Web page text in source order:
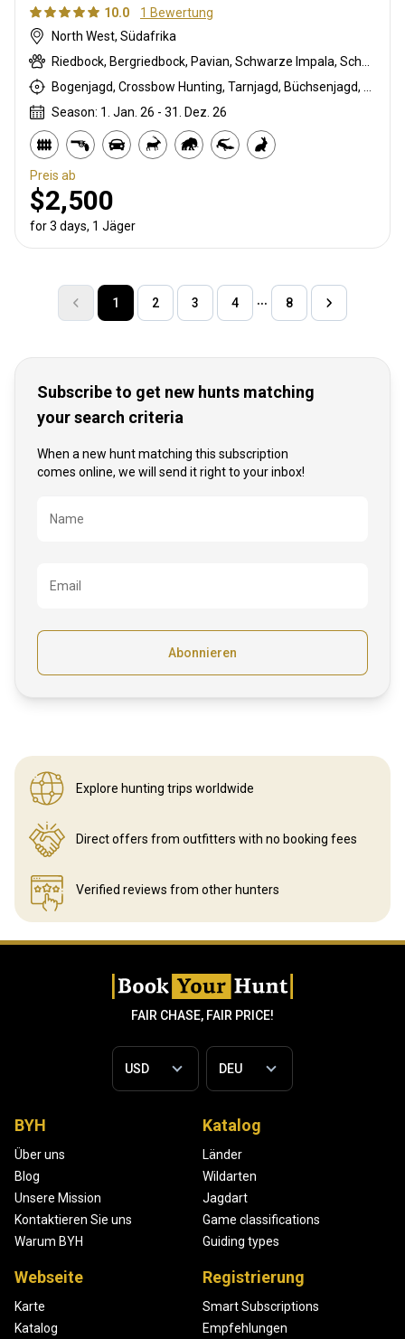
10.0
1 Bewertung
North West, Südafrika
Season: 1. Jan. 26 - 31. Dez. 26
Preis ab
$2,500
for 3 days, 1 Jäger
1 2 3 4 8
Subscribe to get new hunts matching
your search criteria
When a new hunt matching this subscription
comes online, we will send it right to your inbox!
Bezeichnung
Name
Email
Abonnieren
Explore hunting trips worldwide
Direct offers from outfitters with no booking fees
Verified reviews from other hunters
FAIR CHASE, FAIR PRICE!
BYH
Über uns
Blog
Unsere Mission
Kontaktieren Sie uns
Warum BYH
Katalog
Länder
Wildarten
Jagdart
Game classifications
Guiding types
Webseite
Karte
Katalog
Registrierung
Smart Subscriptions
Empfehlungen